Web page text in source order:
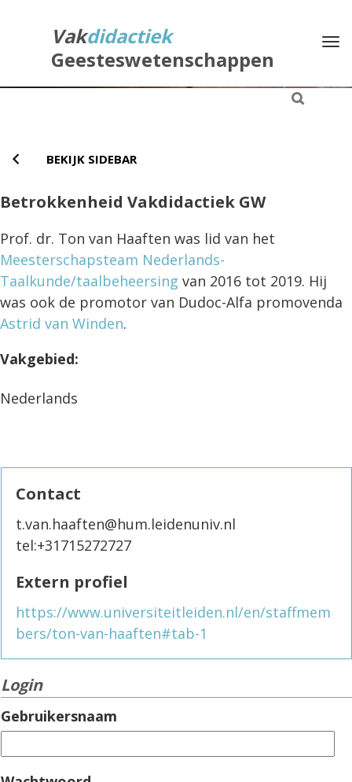
Vakdidactiek
Geesteswetenschappen
BEKIJK SIDEBAR
Betrokkenheid Vakdidactiek GW
Prof. dr. Ton van Haaften was lid van het
Meesterschapsteam Nederlands-
Taalkunde/taalbeheersing van 2016 tot 2019. Hij
was ook de promotor van Dudoc-Alfa promovenda
Astrid van Winden.
Vakgebied:
Nederlands
Contact
t.van.haaften@hum.leidenuniv.nl
tel:+31715272727
Extern profiel
https://www.universiteitleiden.nl/en/staffmem
bers/ton-van-haaften#tab-1
Login
Gebruikersnaam